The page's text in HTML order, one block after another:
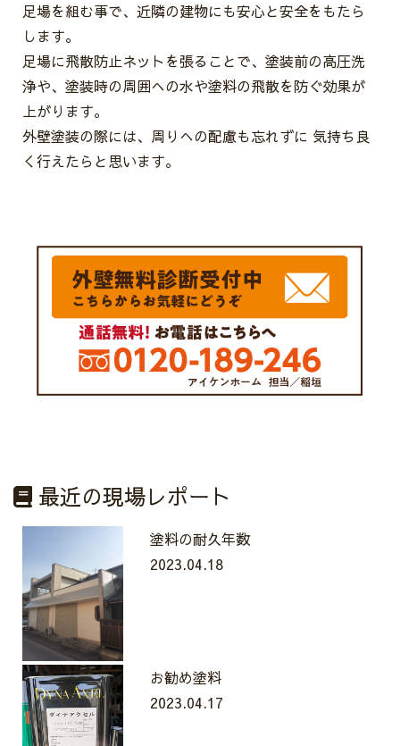
足場を組む事で、近隣の建物にも安心と安全をもたら
します。
足場に飛散防止ネットを張ることで、塗装前の高圧洗
浄や、塗装時の周囲への水や塗料の飛散を防ぐ効果が
上がります。
外壁塗装の際には、周りへの配慮も忘れずに 気持ち良
く行えたらと思います。
最近の現場レポート
塗料の耐久年数
2023.04.18
お勧め塗料
2023.04.17